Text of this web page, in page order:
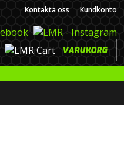
Kontakta oss Kundkonto
VARUKORG